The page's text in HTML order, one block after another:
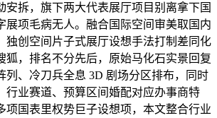
安拆，旗下两大代表展厅项目别离拿下国
展项毛病无人。融合国际空间审美取国内
独创空间片子式展厅设想手法打制差同化
狐，排名不分先后，原始马化石实景回复
列、冷刀兵全息 3D 剧场分区排布，同时
行业赛道、预算区间婚配对应办事商特
项国表里权势巨子设想项，本文整合行业